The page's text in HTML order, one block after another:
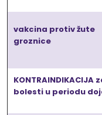
vakcina protiv žute
groznice
bolesti u periodu